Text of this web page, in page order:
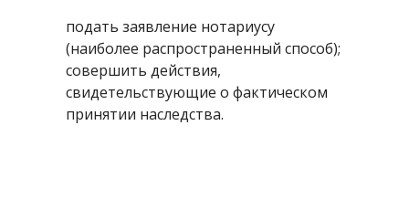
подать заявление нотариусу
(наиболее распространенный способ);
совершить действия,
свидетельствующие о фактическом
принятии наследства.